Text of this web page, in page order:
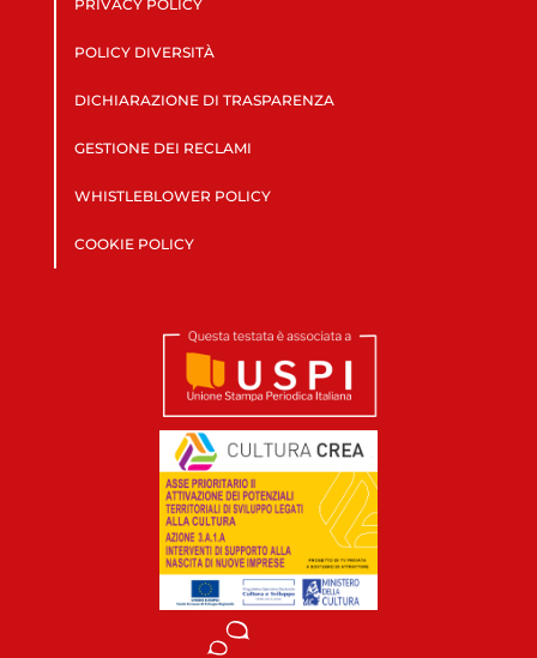
PRIVACY POLICY
POLICY DIVERSITÀ
DICHIARAZIONE DI TRASPARENZA
GESTIONE DEI RECLAMI
WHISTLEBLOWER POLICY
COOKIE POLICY